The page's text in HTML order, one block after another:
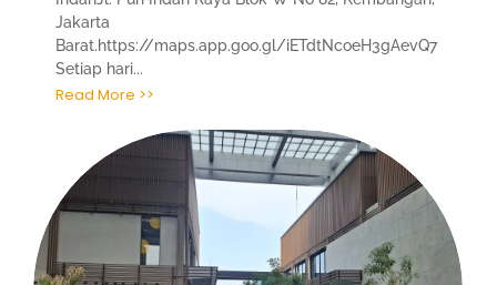
Jakarta
Barat.https://maps.app.goo.gl/iETdtNcoeH3gAevQ7
Setiap hari...
Read More >>